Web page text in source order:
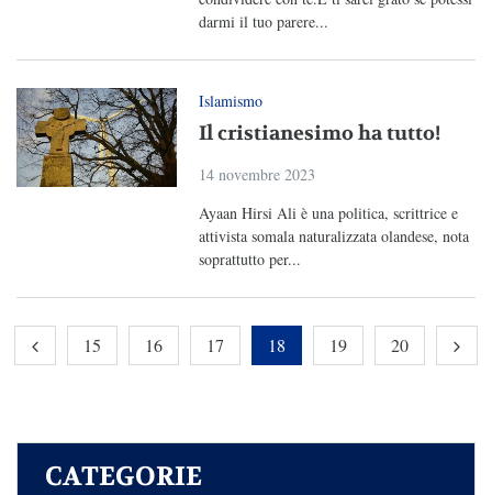
darmi il tuo parere...
Islamismo
Il cristianesimo ha tutto!
14 novembre 2023
Ayaan Hirsi Ali è una politica, scrittrice e
attivista somala naturalizzata olandese, nota
soprattutto per...
15 16 17 18 19 20
CATEGORIE